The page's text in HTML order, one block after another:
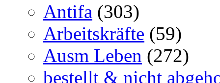
Antifa (303)
Arbeitskräfte (59)
Ausm Leben (272)
bestellt & nicht